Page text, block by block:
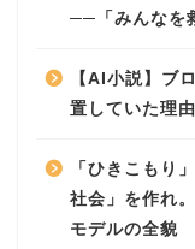
──「みんなを
【AI小説】ブ
置していた理
「ひきこもり
社会」を作れ
モデルの全貌